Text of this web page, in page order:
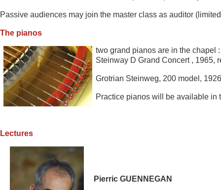
Passive audiences may join the master class as auditor
The pianos
two grand pianos are in the chapel
Steinway D Grand Concert , 1965,
Grotrian Steinweg, 200 model,
Practice pianos will be available in
Lectures
Pierric GUENNEGAN